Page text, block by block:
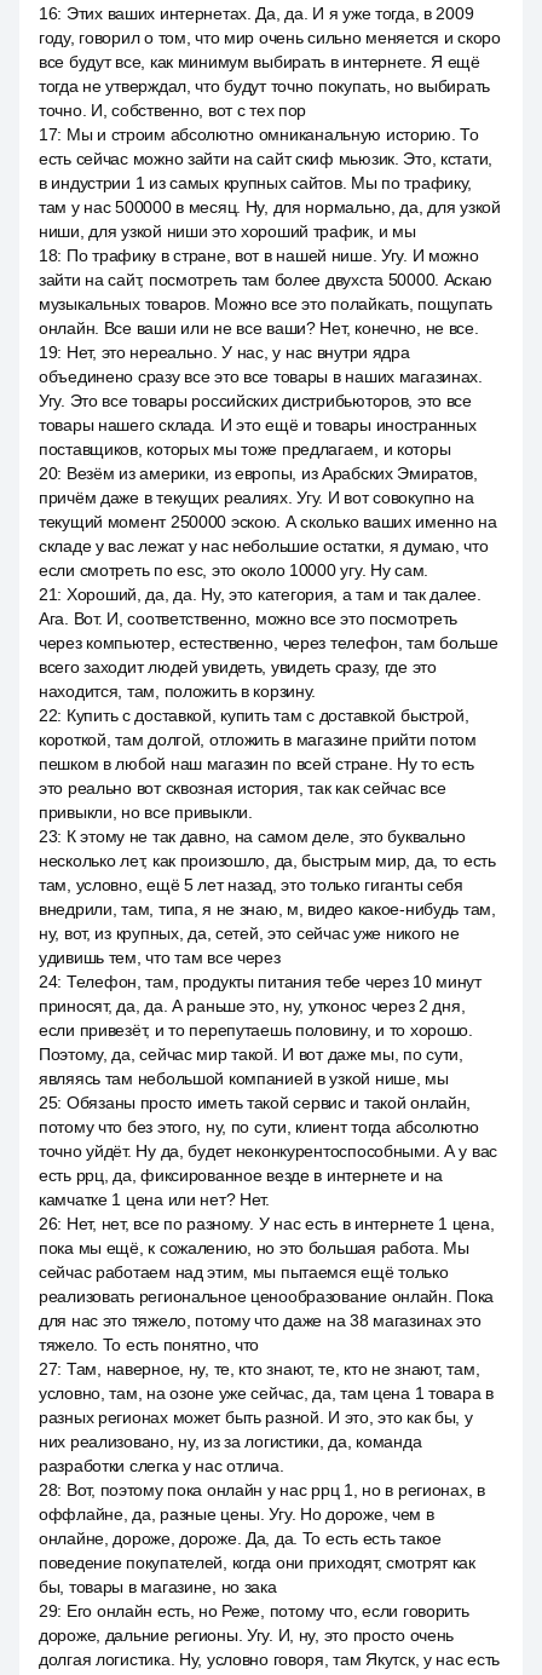
16: Этих ваших интернетах. Да, да. И я уже тогда, в 2009
году, говорил о том, что мир очень сильно меняется и скоро
все будут все, как минимум выбирать в интернете. Я ещё
тогда не утверждал, что будут точно покупать, но выбирать
точно. И, собственно, вот с тех пор
17: Мы и строим абсолютно омниканальную историю. То
есть сейчас можно зайти на сайт скиф мьюзик. Это, кстати,
в индустрии 1 из самых крупных сайтов. Мы по трафику,
там у нас 500000 в месяц. Ну, для нормально, да, для узкой
ниши, для узкой ниши это хороший трафик, и мы
18: По трафику в стране, вот в нашей нише. Угу. И можно
зайти на сайт, посмотреть там более двухста 50000. Аскаю
музыкальных товаров. Можно все это полайкать, пощупать
онлайн. Все ваши или не все ваши? Нет, конечно, не все.
19: Нет, это нереально. У нас, у нас внутри ядра
объединено сразу все это все товары в наших магазинах.
Угу. Это все товары российских дистрибьюторов, это все
товары нашего склада. И это ещё и товары иностранных
поставщиков, которых мы тоже предлагаем, и которы
20: Везём из америки, из европы, из Арабских Эмиратов,
причём даже в текущих реалиях. Угу. И вот совокупно на
текущий момент 250000 эскою. А сколько ваших именно на
складе у вас лежат у нас небольшие остатки, я думаю, что
если смотреть по esc, это около 10000 угу. Ну сам.
21: Хороший, да, да. Ну, это категория, а там и так далее.
Ага. Вот. И, соответственно, можно все это посмотреть
через компьютер, естественно, через телефон, там больше
всего заходит людей увидеть, увидеть сразу, где это
находится, там, положить в корзину.
22: Купить с доставкой, купить там с доставкой быстрой,
короткой, там долгой, отложить в магазине прийти потом
пешком в любой наш магазин по всей стране. Ну то есть
это реально вот сквозная история, так как сейчас все
привыкли, но все привыкли.
23: К этому не так давно, на самом деле, это буквально
несколько лет, как произошло, да, быстрым мир, да, то есть
там, условно, ещё 5 лет назад, это только гиганты себя
внедрили, там, типа, я не знаю, м, видео какое-нибудь там,
ну, вот, из крупных, да, сетей, это сейчас уже никого не
удивишь тем, что там все через
24: Телефон, там, продукты питания тебе через 10 минут
приносят, да, да. А раньше это, ну, утконос через 2 дня,
если привезёт, и то перепутаешь половину, и то хорошо.
Поэтому, да, сейчас мир такой. И вот даже мы, по сути,
являясь там небольшой компанией в узкой нише, мы
25: Обязаны просто иметь такой сервис и такой онлайн,
потому что без этого, ну, по сути, клиент тогда абсолютно
точно уйдёт. Ну да, будет неконкурентоспособными. А у вас
есть ррц, да, фиксированное везде в интернете и на
камчатке 1 цена или нет? Нет.
26: Нет, нет, все по разному. У нас есть в интернете 1 цена,
пока мы ещё, к сожалению, но это большая работа. Мы
сейчас работаем над этим, мы пытаемся ещё только
реализовать региональное ценообразование онлайн. Пока
для нас это тяжело, потому что даже на 38 магазинах это
тяжело. То есть понятно, что
27: Там, наверное, ну, те, кто знают, те, кто не знают, там,
условно, там, на озоне уже сейчас, да, там цена 1 товара в
разных регионах может быть разной. И это, это как бы, у
них реализовано, ну, из за логистики, да, команда
разработки слегка у нас отлича.
28: Вот, поэтому пока онлайн у нас ррц 1, но в регионах, в
оффлайне, да, разные цены. Угу. Но дороже, чем в
онлайне, дороже, дороже. Да, да. То есть есть такое
поведение покупателей, когда они приходят, смотрят как
бы, товары в магазине, но зака
29: Его онлайн есть, но Реже, потому что, если говорить
дороже, дальние регионы. Угу. И, ну, это просто очень
долгая логистика. Ну, условно говоря, там Якутск, у нас есть